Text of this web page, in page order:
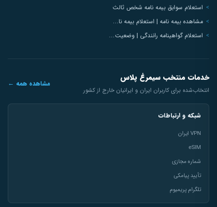
استعلام سوابق بیمه نامه شخص ثالث
مشاهده بیمه نامه | استعلام بیمه نا...
استعلام گواهینامه رانندگی | وضعیت...
خدمات منتخب سیمرغ پلاس
انتخاب‌شده برای کاربران ایران و ایرانیان خارج از کشور
مشاهده همه ←
شبکه و ارتباطات
VPN ایران
eSIM
شماره مجازی
تأیید پیامکی
تلگرام پریمیوم